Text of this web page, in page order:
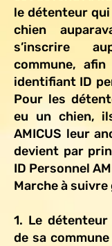
le détenteur qui
chien
s’inscrire
commune,
identifiant ID
Pour les
eu un chien,
AMICUS leur
devient par
ID Personnel
Marche à suivre
1. Le
de sa